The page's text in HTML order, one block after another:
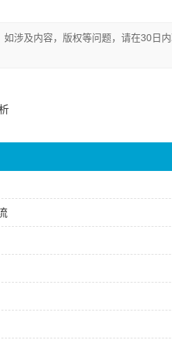
涉及内容，版权等问题，请在30日